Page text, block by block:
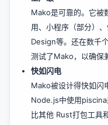
Mako是可靠的。它被
用、小程序（部分）
Design等。还在数千
测试了Mako，以确保
快如闪电
Mako被设计得快如闪
Node.js中使用
比其他 Rust打包工具